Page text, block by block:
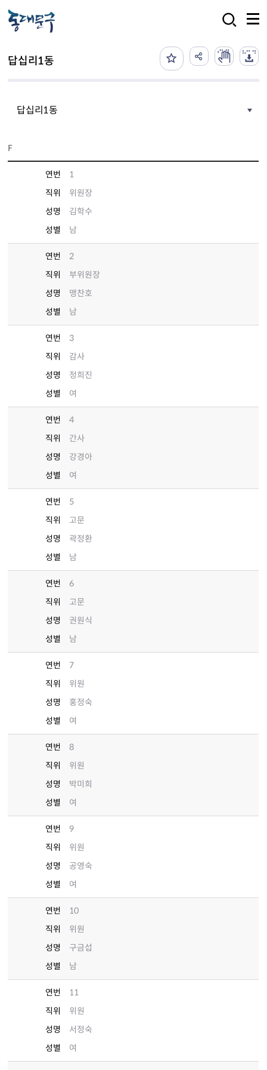
답십리1동
답십리1동
F
연번
1
직위
위원장
성명
김학수
성별
남
연번
2
직위
부위원장
성명
맹찬호
성별
남
연번
3
직위
감사
성명
정희진
성별
여
연번
4
직위
간사
성명
강경아
성별
여
연번
5
직위
고문
성명
곽정환
성별
남
연번
6
직위
고문
성명
권원식
성별
남
연번
7
직위
위원
성명
홍정숙
성별
여
연번
8
직위
위원
성명
박미희
성별
여
연번
9
직위
위원
성명
공영숙
성별
여
연번
10
직위
위원
성명
구금섭
성별
남
연번
11
직위
위원
성명
서정숙
성별
여